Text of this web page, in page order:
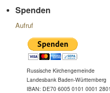
Spenden
Aufruf
Russische Kirchengemeinde
Landesbank Baden-Württemberg
IBAN: DE70 6005 0101 0001